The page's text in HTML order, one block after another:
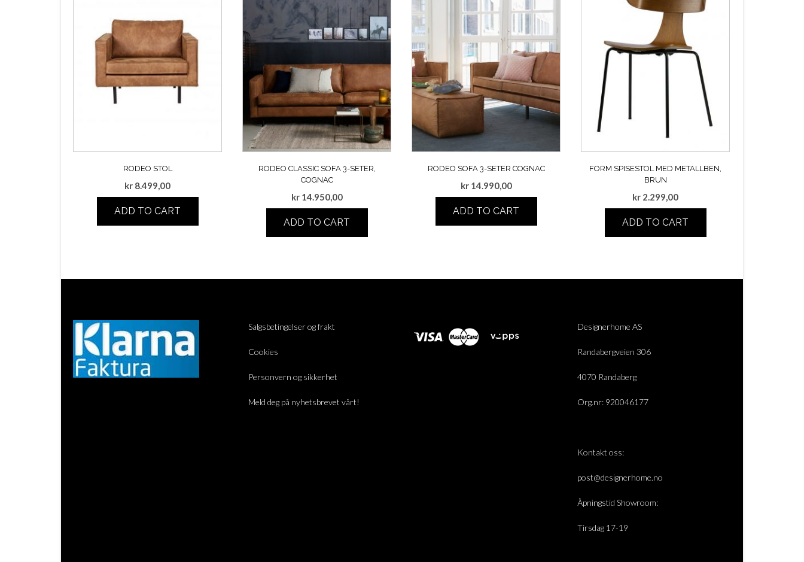
RODEO STOL
kr 8.499,00
ADD TO CART
RODEO CLASSIC SOFA 3-SETER,
COGNAC
kr14.950,00
ADD TO CART
RODEO SOFA 3-SETER COGNAC
kr14.990,00
ADD TO CART
FORM SPISESTOL MED METALLBEN,
BRUN
kr 2.299,00
ADD TO CART
Salgsbetingelser og frakt
Cookies
Personvern og sikkerhet
Meld deg på nyhetsbrevet vårt!
Designerhome AS
Randabergveien 306
4070 Randaberg
Org.nr: 920046177
Kontakt oss:
post@designerhome.no
Åpningstid Showroom:
Tirsdag 17-19